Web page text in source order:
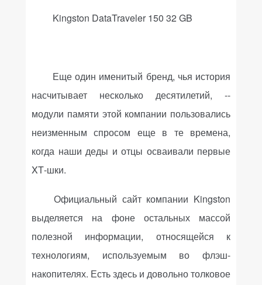
Kingston DataTraveler 150 32 GB
Еще один именитый бренд, чья история
насчитывает несколько десятилетий, --
модули памяти этой компании пользовались
неизменным спросом еще в те времена,
когда наши деды и отцы осваивали первые
XT-шки.
Официальный сайт компании Kingston
выделяется на фоне остальных массой
полезной информации, относящейся к
технологиям, используемым во флэш-
накопителях. Есть здесь и довольно толковое